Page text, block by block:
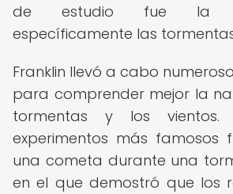
de estudio fue la
específicamente las
Franklin llevó a cabo
para comprender mejor la
tormentas y los
experimentos más famosos
una cometa durante una
en el que demostró que los